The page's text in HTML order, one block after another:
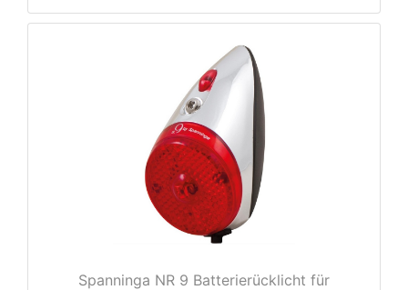
Spanninga NR 9 Batterierücklicht für